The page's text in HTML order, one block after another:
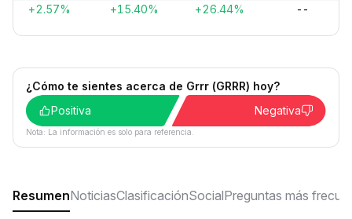
+2.57% +15.40% +26.44% --
¿Cómo te sientes acerca de Grrr (GRRR) hoy?
Positiva
Negativa
Nota: La información es solo para referencia.
ResumenNoticiasClasificaciónSocialPreguntas más